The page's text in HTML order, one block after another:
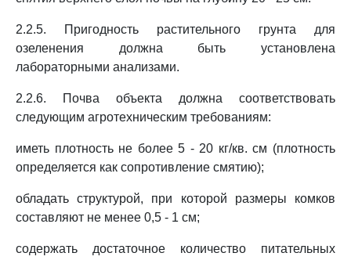
2.2.5. Пригодность растительного грунта для
озеленения должна быть установлена
лабораторными анализами.
2.2.6. Почва объекта должна соответствовать
следующим агротехническим требованиям:
иметь плотность не более 5 - 20 кг/кв. см (плотность
определяется как сопротивление смятию);
обладать структурой, при которой размеры комков
составляют не менее 0,5 - 1 см;
содержать достаточное количество питательных